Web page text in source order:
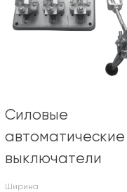
Силовые
автоматические
выключатели
Ширина